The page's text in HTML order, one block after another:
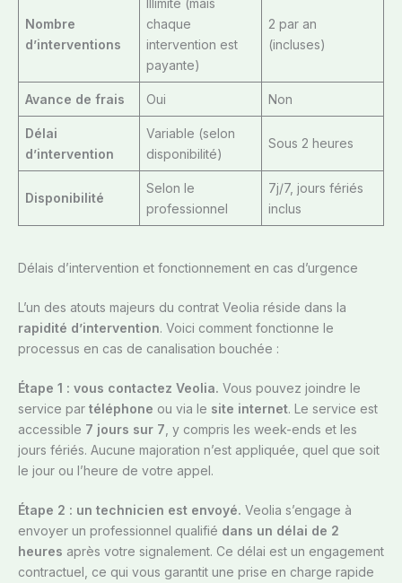
Nombre
d’interventions
chaque
intervention est
payante)
2 par an
(incluses)
Avance de frais Oui Non
Délai
d’intervention
Variable (selon
disponibilité)
Sous 2 heures
Disponibilité
Selon le
professionnel
7j/7, jours fériés
inclus
Délais d’intervention et fonctionnement en cas d’urgence
L’un des atouts majeurs du contrat Veolia réside dans la
rapidité d’intervention. Voici comment fonctionne le
processus en cas de canalisation bouchée :
Étape 1 : vous contactez Veolia. Vous pouvez joindre le
service par téléphone ou via le site internet. Le service est
accessible 7 jours sur 7 , y compris les week-ends et les
jours fériés. Aucune majoration n’est appliquée, quel que soit
le jour ou l’heure de votre appel.
Étape 2 : un technicien est envoyé. Veolia s’engage à
envoyer un professionnel qualifié dans un délai de 2
heures après votre signalement. Ce délai est un engagement
contractuel, ce qui vous garantit une prise en charge rapide